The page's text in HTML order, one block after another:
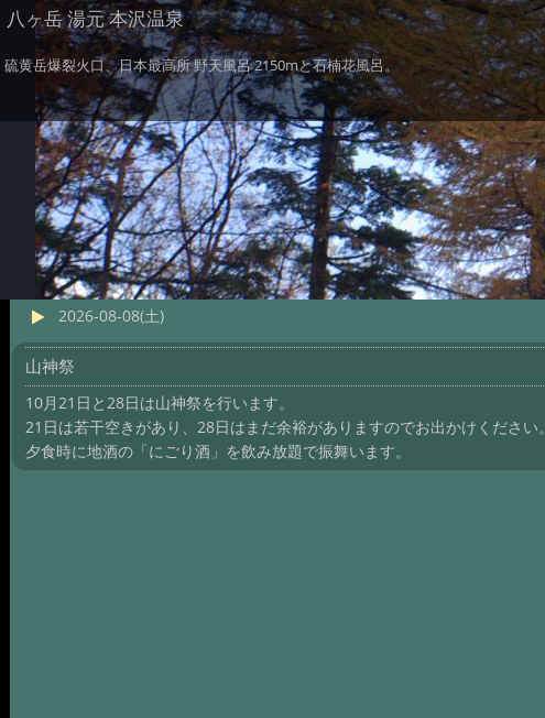
八ヶ岳 湯元 本沢温泉
硫黄岳爆裂火口、日本最高所 野天風呂 2150mと石楠花風呂。
2026-08-08(土)
山神祭
10月21日と28日は山神祭を行います。
21日は若干空きがあり、28日はまだ余裕がありますのでお出かけください。
夕食時に地酒の「にごり酒」を飲み放題で振舞います。